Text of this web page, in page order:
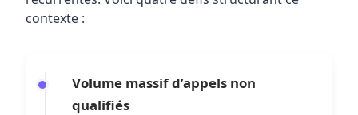
contexte :
Volume massif d’appels non
qualifiés